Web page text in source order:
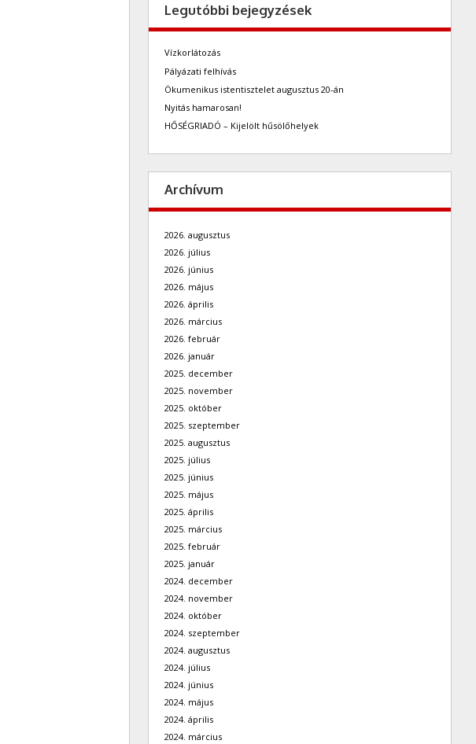
Legutóbbi bejegyzések
Vízkorlátozás
Pályázati felhívás
Ökumenikus istentisztelet augusztus 20-án
Nyitás hamarosan!
HŐSÉGRIADÓ – Kijelölt hűsölőhelyek
Archívum
2026. augusztus
2026. július
2026. június
2026. május
2026. április
2026. március
2026. február
2026. január
2025. december
2025. november
2025. október
2025. szeptember
2025. augusztus
2025. július
2025. június
2025. május
2025. április
2025. március
2025. február
2025. január
2024. december
2024. november
2024. október
2024. szeptember
2024. augusztus
2024. július
2024. június
2024. május
2024. április
2024. március